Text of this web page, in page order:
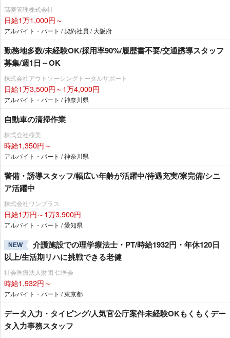
髙菱管理株式会社
日給1万1,000円～
アルバイト・パート / 契約社員 / 大阪府
勤務地多数/未経験OK/採用率90%/履歴書不要/交通誘導スタッフ
募集/週1日～OK
株式会社アウトソーシングトータルサポート
日給1万3,500円～1万4,000円
アルバイト・パート / 神奈川県
自動車の清掃作業
株式会社桜美
時給1,350円～
アルバイト・パート / 神奈川県
警備・誘導スタッフ/幅広い年齢が活躍中/待遇充実/寮完備/シニ
ア活躍中
株式会社ワンプラス
日給1万円～1万3,900円
アルバイト・パート / 愛知県
NEW
介護施設での理学療法士・PT/時給1932円・年休120日
以上/生活期リハに挑戦できる老健
社会医療法人財団 仁医会
時給1,932円～
アルバイト・パート / 東京都
データ入力・タイピング/人気官公庁案件未経験OKもくもくデー
タ入力事務スタッフ